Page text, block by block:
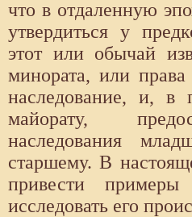
что в отдаленную
утвердиться у
этот или обычай
минората, или
наследование, и, в
майорату,
наследования
старшему. В
привести
исследовать его